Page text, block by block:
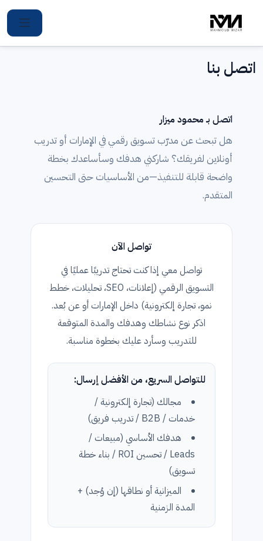
اتصل بنا
اتصل بـ محمود ميزار
هل تبحث عن مدرّب تسويق رقمي في الإمارات أو تدريب
أونلاين لفريقك؟ شاركني هدفك وسأساعدك بخطة
واضحة قابلة للتنفيذ—من الأساسيات حتى التحسين
المتقدم.
تواصل الآن
تواصل معي إذا كنت تحتاج تدريبًا عمليًا في
التسويق الرقمي (إعلانات، SEO، تحليلات، خطط
نمو، تجارة إلكترونية) داخل الإمارات أو عن بُعد.
اذكر نوع نشاطك وهدفك والمدة المتوقعة
للتدريب وسأرد عليك بخطوة مناسبة.
للتواصل السريع، من الأفضل إرسال:
مجالك (تجارة إلكترونية /
خدمات / B2B / تدريب فريق)
هدفك الأساسي (مبيعات /
Leads / تحسين ROI / بناء خطة
تسويق)
الميزانية أو نطاقها (إن وُجد) +
المدة الزمنية